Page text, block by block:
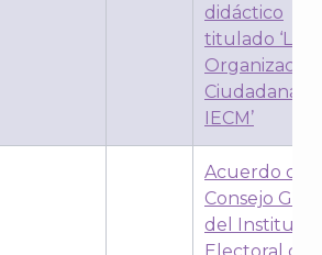
didáctico
titulado ‘Las
Ciudadanas
IECM’
Acuerdo del
Consejo
del Instituto
Electoral de